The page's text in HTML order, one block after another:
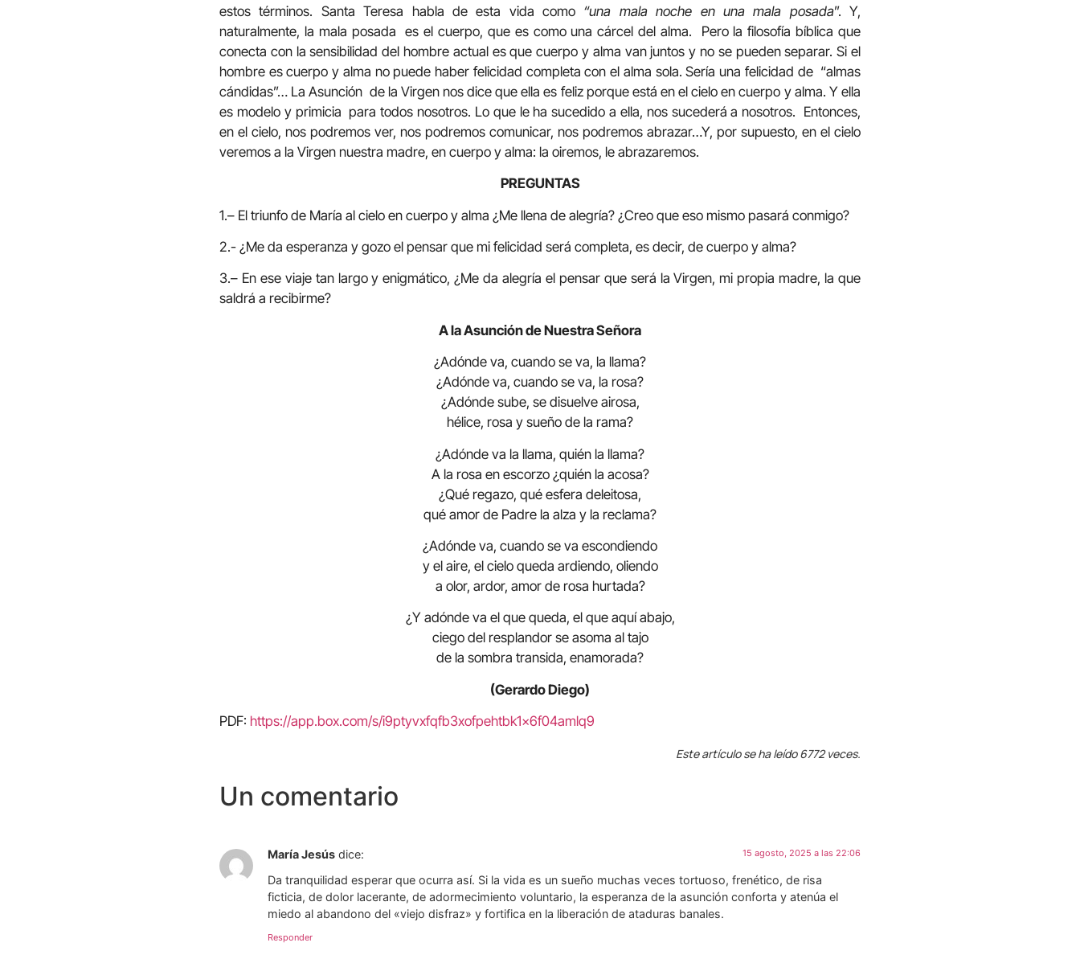
estos términos. Santa Teresa habla de esta vida como “una mala noche en una mala posada”. Y,
naturalmente, la mala posada es el cuerpo, que es como una cárcel del alma. Pero la filosofía bíblica que
conecta con la sensibilidad del hombre actual es que cuerpo y alma van juntos y no se pueden separar. Si el
hombre es cuerpo y alma no puede haber felicidad completa con el alma sola. Sería una felicidad de “almas
cándidas”… La Asunción de la Virgen nos dice que ella es feliz porque está en el cielo en cuerpo y alma. Y ella
es modelo y primicia para todos nosotros. Lo que le ha sucedido a ella, nos sucederá a nosotros. Entonces,
en el cielo, nos podremos ver, nos podremos comunicar, nos podremos abrazar…Y, por supuesto, en el cielo
veremos a la Virgen nuestra madre, en cuerpo y alma: la oiremos, le abrazaremos.
PREGUNTAS
1.– El triunfo de María al cielo en cuerpo y alma ¿Me llena de alegría? ¿Creo que eso mismo pasará conmigo?
2.- ¿Me da esperanza y gozo el pensar que mi felicidad será completa, es decir, de cuerpo y alma?
3.– En ese viaje tan largo y enigmático, ¿Me da alegría el pensar que será la Virgen, mi propia madre, la que
saldrá a recibirme?
A la Asunción de Nuestra Señora
¿Adónde va, cuando se va, la llama?
¿Adónde va, cuando se va, la rosa?
¿Adónde sube, se disuelve airosa,
hélice, rosa y sueño de la rama?
¿Adónde va la llama, quién la llama?
A la rosa en escorzo ¿quién la acosa?
¿Qué regazo, qué esfera deleitosa,
qué amor de Padre la alza y la reclama?
¿Adónde va, cuando se va escondiendo
y el aire, el cielo queda ardiendo, oliendo
a olor, ardor, amor de rosa hurtada?
¿Y adónde va el que queda, el que aquí abajo,
ciego del resplandor se asoma al tajo
de la sombra transida, enamorada?
(Gerardo Diego)
PDF: https://app.box.com/s/i9ptyvxfqfb3xofpehtbk1x6f04amlq9
Este artículo se ha leído 6772 veces.
Un comentario
María Jesús dice: 15 agosto, 2025 a las 22:06
Da tranquilidad esperar que ocurra así. Si la vida es un sueño muchas veces tortuoso, frenético, de risa
ficticia, de dolor lacerante, de adormecimiento voluntario, la esperanza de la asunción conforta y atenúa el
miedo al abandono del «viejo disfraz» y fortifica en la liberación de ataduras banales.
Responder